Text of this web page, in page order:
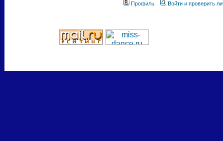
Профиль
Войти и проверить